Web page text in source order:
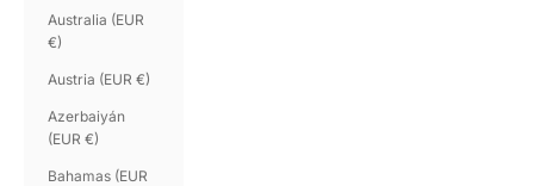
Australia (EUR
€)
Austria (EUR €)
Azerbaiyán
(EUR €)
Bahamas (EUR